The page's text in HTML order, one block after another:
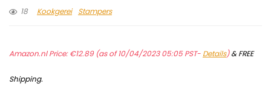
18
Kookgerei Stampers
Amazon.nl Price:€12.89(as of 10/04/2023 05:05 PST- Details)&FREE
Shipping.